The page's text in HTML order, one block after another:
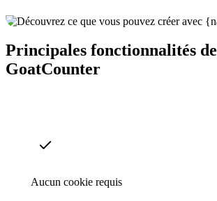
Principales fonctionnalités de
GoatCounter
Aucun cookie requis